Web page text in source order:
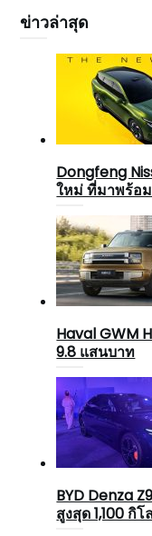
ข่าวล่าสุด
Dongfeng
ใหม่ ที่มาพร้อม
Haval GWM
9.8 แสนบาท
BYD Denza
สูงสุด 1,100 กิ